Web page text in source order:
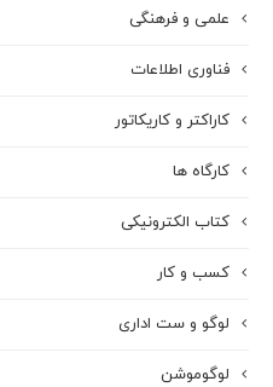
علمی و فرهنگی
فناوری اطلاعات
کاراکتر و کاریکاتور
کارگاه ها
کتاب الکترونیکی
کسب و کار
لوگو و ست اداری
لوگوموشن